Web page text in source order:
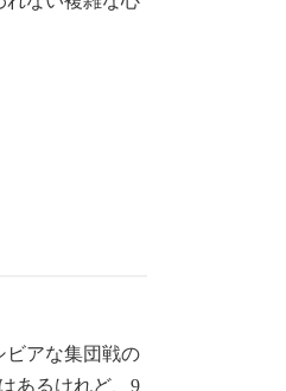
ビアな集団戦の
あるけれど、9